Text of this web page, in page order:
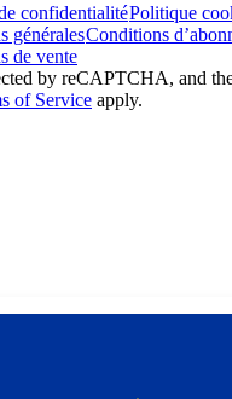
confidentialitéPolitique
généralesConditions
de vente
by reCAPTCHA, and
of Service apply.